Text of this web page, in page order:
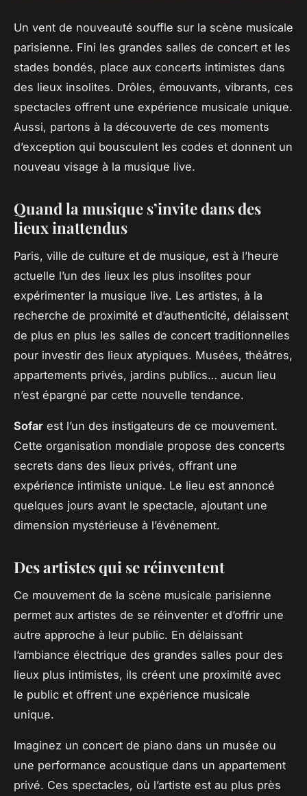
Un vent de nouveauté souffle sur la scène musicale
parisienne. Fini les grandes salles de concert et les
stades bondés, place aux concerts intimistes dans
des lieux insolites. Drôles, émouvants, vibrants, ces
spectacles offrent une expérience musicale unique.
Aussi, partons à la découverte de ces moments
d’exception qui bousculent les codes et donnent un
nouveau visage à la musique live.
Quand la musique s’invite dans des
lieux inattendus
Paris, ville de culture et de musique, est à l’heure
actuelle l’un des lieux les plus insolites pour
expérimenter la musique live. Les artistes, à la
recherche de proximité et d’authenticité, délaissent
de plus en plus les salles de concert traditionnelles
pour investir des lieux atypiques. Musées, théâtres,
appartements privés, jardins publics… aucun lieu
n’est épargné par cette nouvelle tendance.
Sofar est l’un des instigateurs de ce mouvement.
Cette organisation mondiale propose des concerts
secrets dans des lieux privés, offrant une
expérience intimiste unique. Le lieu est annoncé
quelques jours avant le spectacle, ajoutant une
dimension mystérieuse à l’événement.
Des artistes qui se réinventent
Ce mouvement de la scène musicale parisienne
permet aux artistes de se réinventer et d’offrir une
autre approche à leur public. En délaissant
l’ambiance électrique des grandes salles pour des
lieux plus intimistes, ils créent une proximité avec
le public et offrent une expérience musicale
unique.
Imaginez un concert de piano dans un musée ou
une performance acoustique dans un appartement
privé. Ces spectacles, où l’artiste est au plus près